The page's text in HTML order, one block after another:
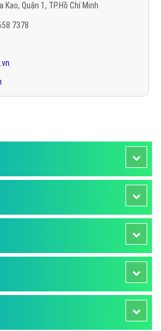
Quận 1, TP.Hồ Chí Minh
7378